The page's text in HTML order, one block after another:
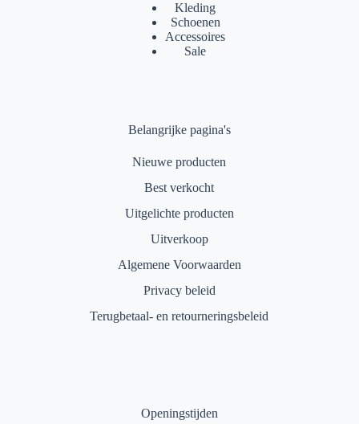
Kleding
Schoenen
Accessoires
Sale
Belangrijke pagina's
Nieuwe producten
Best verkocht
Uitgelichte producten
Uitverkoop
Algemene Voorwaarden
Privacy beleid
Terugbetaal- en retourneringsbeleid
Openingstijden